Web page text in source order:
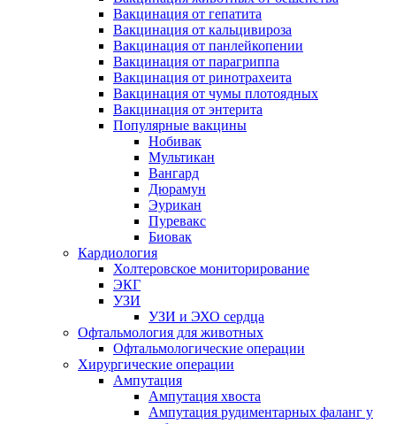
Вакцинация от гепатита
Вакцинация от кальцивироза
Вакцинация от панлейкопении
Вакцинация от парагриппа
Вакцинация от ринотрахеита
Вакцинация от чумы плотоядных
Вакцинация от энтерита
Популярные вакцины
Нобивак
Мультикан
Вангард
Дюрамун
Эурикан
Пуревакс
Биовак
Кардиология
Холтеровское мониторирование
ЭКГ
УЗИ
УЗИ и ЭХО сердца
Офтальмология для животных
Офтальмологические операции
Хирургические операции
Ампутация
Ампутация хвоста
Ампутация рудиментарных фаланг у